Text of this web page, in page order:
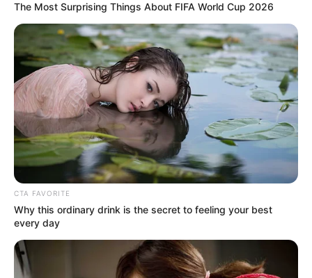
The Most Surprising Things About FIFA World Cup 2026
CTA FAVORITE
Why this ordinary drink is the secret to feeling your best
every day